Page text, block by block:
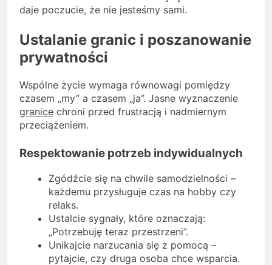
daje poczucie, że nie jesteśmy sami.
Ustalanie granic i poszanowanie
prywatności
Wspólne życie wymaga równowagi pomiędzy
czasem „my” a czasem „ja”. Jasne wyznaczenie
granice chroni przed frustracją i nadmiernym
przeciążeniem.
Respektowanie potrzeb indywidualnych
Zgódźcie się na chwile samodzielności –
każdemu przysługuje czas na hobby czy
relaks.
Ustalcie sygnały, które oznaczają:
„Potrzebuję teraz przestrzeni”.
Unikajcie narzucania się z pomocą –
pytajcie, czy druga osoba chce wsparcia.